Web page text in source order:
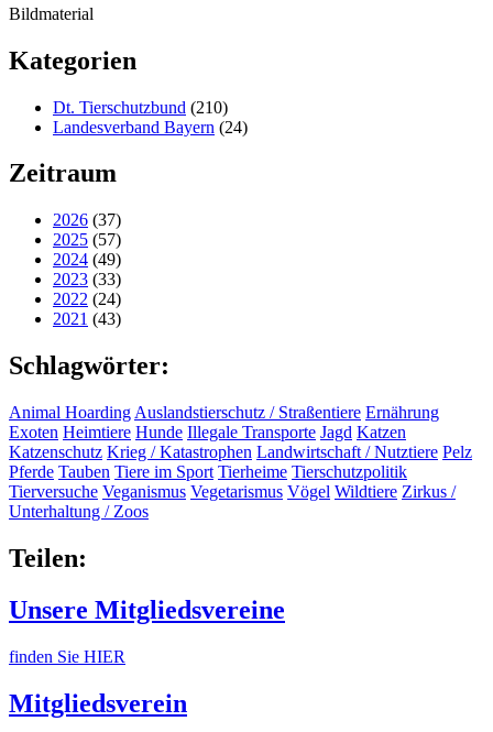
Bildmaterial
Kategorien
Dt. Tierschutzbund (210)
Landesverband Bayern (24)
Zeitraum
2026 (37)
2025 (57)
2024 (49)
2023 (33)
2022 (24)
2021 (43)
Schlagwörter:
Animal Hoarding Auslandstierschutz / Straßentiere Ernährung
Exoten Heimtiere Hunde Illegale Transporte Jagd Katzen
Katzenschutz Krieg / Katastrophen Landwirtschaft / Nutztiere Pelz
Pferde Tauben Tiere im Sport Tierheime Tierschutzpolitik
Tierversuche Veganismus Vegetarismus Vögel Wildtiere Zirkus /
Unterhaltung / Zoos
Teilen:
Unsere Mitgliedsvereine
finden Sie HIER
Mitgliedsverein